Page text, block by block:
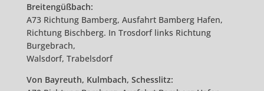
Breitengüßbach:
A73 Richtung Bamberg, Ausfahrt Bamberg Hafen,
Richtung Bischberg. In Trosdorf links Richtung
Burgebrach,
Walsdorf, Trabelsdorf
Von Bayreuth, Kulmbach, Schesslitz: